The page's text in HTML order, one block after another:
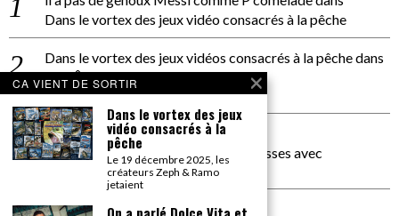
Dans le vortex des jeux vidéo consacrés à la pêche
Dans le vortex des jeux vidéos consacrés à la pêchedans
PACÔME THIELLEMENT
La séance d’Hip Gnose
La Patrie
dans
On a parlé Dolce Vita et lutte des classes avec
Bernardino Femminielli
carte noire negra à l'o tiededans
CA VIENT DE SORTIR
Dans le vortex des jeux
vidéo consacrés à la
pêche
Le 19 décembre 2025, les
créateurs Zeph & Ramo
jetaient